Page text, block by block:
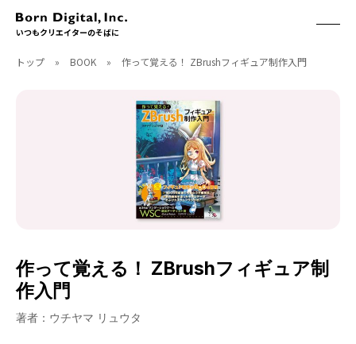
いつもクリエイターのそばに
ABOUT
CGWORLD
CGWORLD.jp
BOOK
ゲーム/CG
SEMINAR
トップ » BOOK » 作って覚える！ ZBrushフィギュア制作入門
作って覚える！ ZBrushフィギュア制
作入門
著者：ウチヤマ リュウタ